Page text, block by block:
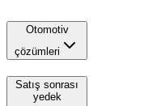
Otomotiv
çözümleri
Satış sonrası
yedek